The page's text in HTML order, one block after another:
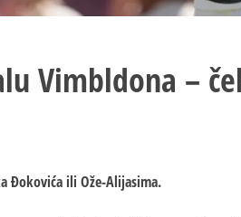
Vimbldona –
Đokovića ili Ože-Alijasima.